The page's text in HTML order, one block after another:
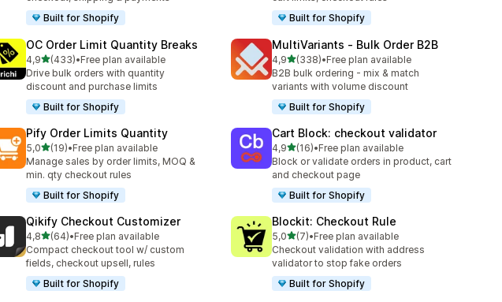
Built for Shopify
Built for Shopify
OC Order Limit Quantity Breaks
4,9av 5 stjerner
(433)
Totalt 433 omtaler
•Free plan available
Drive bulk orders with quantity
discount and purchase limits
Built for Shopify
MultiVariants ‑ Bulk Order B2B
4,9av 5 stjerner
(338)
Totalt 338 omtaler
•Free plan available
B2B bulk ordering - mix & match
variants with volume discount
Built for Shopify
Pify Order Limits Quantity
5,0av 5 stjerner
(19)
Totalt 19 omtaler
•Free plan available
Manage sales by order limits, MOQ &
min. qty checkout rules
Built for Shopify
Cart Block: checkout validator
4,9av 5 stjerner
(16)
Totalt 16 omtaler
•Free plan available
Block or validate orders in product, cart
and checkout page
Built for Shopify
Qikify Checkout Customizer
4,8av 5 stjerner
(64)
Totalt 64 omtaler
•Free plan available
Compact checkout tool w/ custom
fields, checkout upsell, rules
Built for Shopify
Blockit: Checkout Rule
5,0av 5 stjerner
(7)
Totalt 7 omtaler
•Free plan available
Checkout validation with address
validator to stop fake orders
Built for Shopify